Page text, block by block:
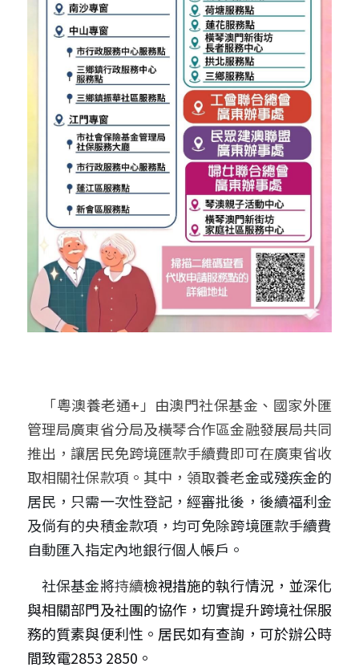
「粵澳養老通+」由澳門社保基金、國家外匯
管理局廣東省分局及橫琴合作區金融發展局共同
推出，讓居民免跨境匯款手續費即可在廣東省收
取相關社保款項。其中，領取養老金或殘疾金的
居民，只需一次性登記，經審批後，後續福利金
及倘有的央積金款項，均可免除跨境匯款手續費
自動匯入指定內地銀行個人帳戶。
社保基金將持續檢視措施的執行情況，並深化
與相關部門及社團的協作，切實提升跨境社保服
務的質素與便利性。居民如有查詢，可於辦公時
間致電2853 2850。